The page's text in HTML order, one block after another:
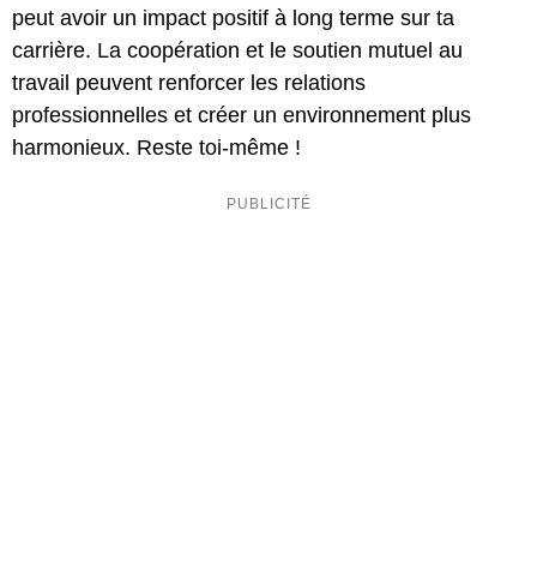
peut avoir un impact positif à long terme sur ta
carrière. La coopération et le soutien mutuel au
travail peuvent renforcer les relations
professionnelles et créer un environnement plus
harmonieux. Reste toi-même !